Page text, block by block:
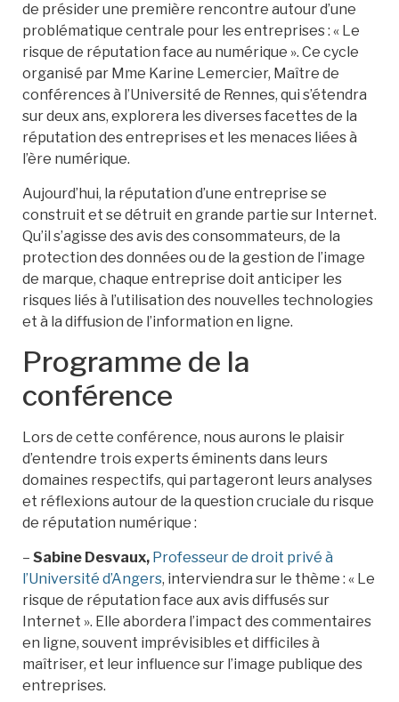
de présider une première rencontre autour d’une
problématique centrale pour les entreprises : « Le
risque de réputation face au numérique ». Ce cycle
organisé par Mme Karine Lemercier, Maître de
conférences à l’Université de Rennes, qui s’étendra
sur deux ans, explorera les diverses facettes de la
réputation des entreprises et les menaces liées à
l’ère numérique.
Aujourd’hui, la réputation d’une entreprise se
construit et se détruit en grande partie sur Internet.
Qu’il s’agisse des avis des consommateurs, de la
protection des données ou de la gestion de l’image
de marque, chaque entreprise doit anticiper les
risques liés à l’utilisation des nouvelles technologies
et à la diffusion de l’information en ligne.
Programme de la
conférence
Lors de cette conférence, nous aurons le plaisir
d’entendre trois experts éminents dans leurs
domaines respectifs, qui partageront leurs analyses
et réflexions autour de la question cruciale du risque
de réputation numérique :
– Sabine Desvaux, Professeur de droit privé à
l’Université d’Angers, interviendra sur le thème : « Le
risque de réputation face aux avis diffusés sur
Internet ». Elle abordera l’impact des commentaires
en ligne, souvent imprévisibles et difficiles à
maîtriser, et leur influence sur l’image publique des
entreprises.